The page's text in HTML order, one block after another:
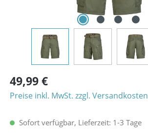
49,99 €
Preise inkl. MwSt. zzgl. Versandkosten
Sofort verfügbar, Lieferzeit: 1-3 Tage